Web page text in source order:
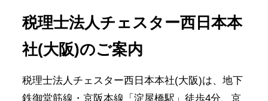
税理士法人チェスター西日本本
社(大阪)のご案内
税理士法人チェスター西日本本社(大阪)は、地下
鉄御堂筋線・京阪本線「淀屋橋駅」徒歩4分、京